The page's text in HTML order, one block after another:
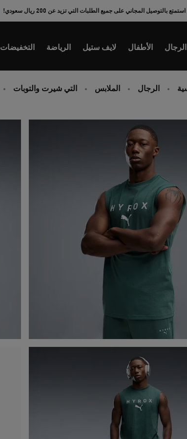
استمتع بالتوصيل المجاني على جميع الطلبات التي تزيد عن 200 ريال سعودي!
الرجال الأطفال لايف ستيل الرياضة التخفيضات
الرجال الملابس التي شيرت والتوبات